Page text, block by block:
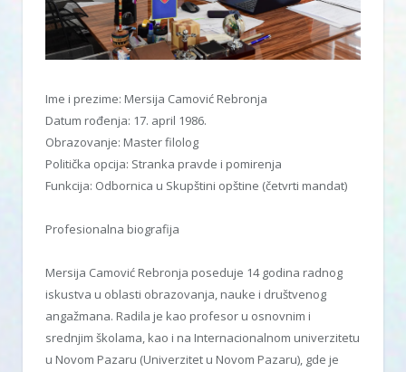
Ime i prezime: Mersija Camović Rebronja
Datum rođenja: 17. april 1986.
Obrazovanje: Master filolog
Politička opcija: Stranka pravde i pomirenja
Funkcija: Odbornica u Skupštini opštine (četvrti mandat)
Profesionalna biografija
Mersija Camović Rebronja poseduje 14 godina radnog
iskustva u oblasti obrazovanja, nauke i društvenog
angažmana. Radila je kao profesor u osnovnim i
srednjim školama, kao i na Internacionalnom univerzitetu
u Novom Pazaru (Univerzitet u Novom Pazaru), gde je